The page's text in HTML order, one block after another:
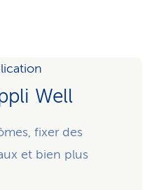
Well
fixer des
et bien plus